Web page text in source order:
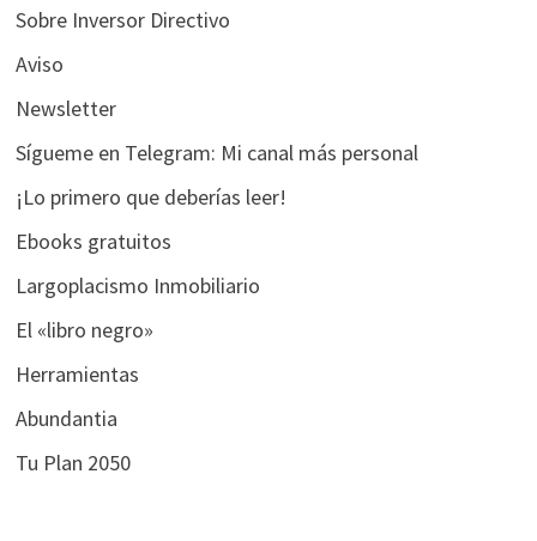
Sobre Inversor Directivo
Aviso
Newsletter
Sígueme en Telegram: Mi canal más personal
¡Lo primero que deberías leer!
Ebooks gratuitos
Largoplacismo Inmobiliario
El «libro negro»
Herramientas
Abundantia
Tu Plan 2050